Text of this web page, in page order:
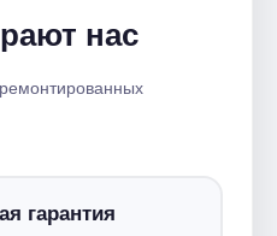
нас
гарантия